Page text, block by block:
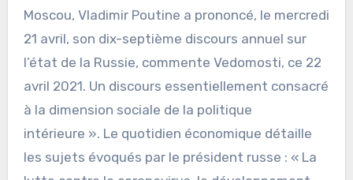
Moscou, Vladimir Poutine a prononcé, le mercredi
21 avril, son dix-septième discours annuel sur
l’état de la Russie, commente Vedomosti, ce 22
avril 2021. Un discours essentiellement consacré
à la dimension sociale de la politique
intérieure ». Le quotidien économique détaille
les sujets évoqués par le président russe : « La